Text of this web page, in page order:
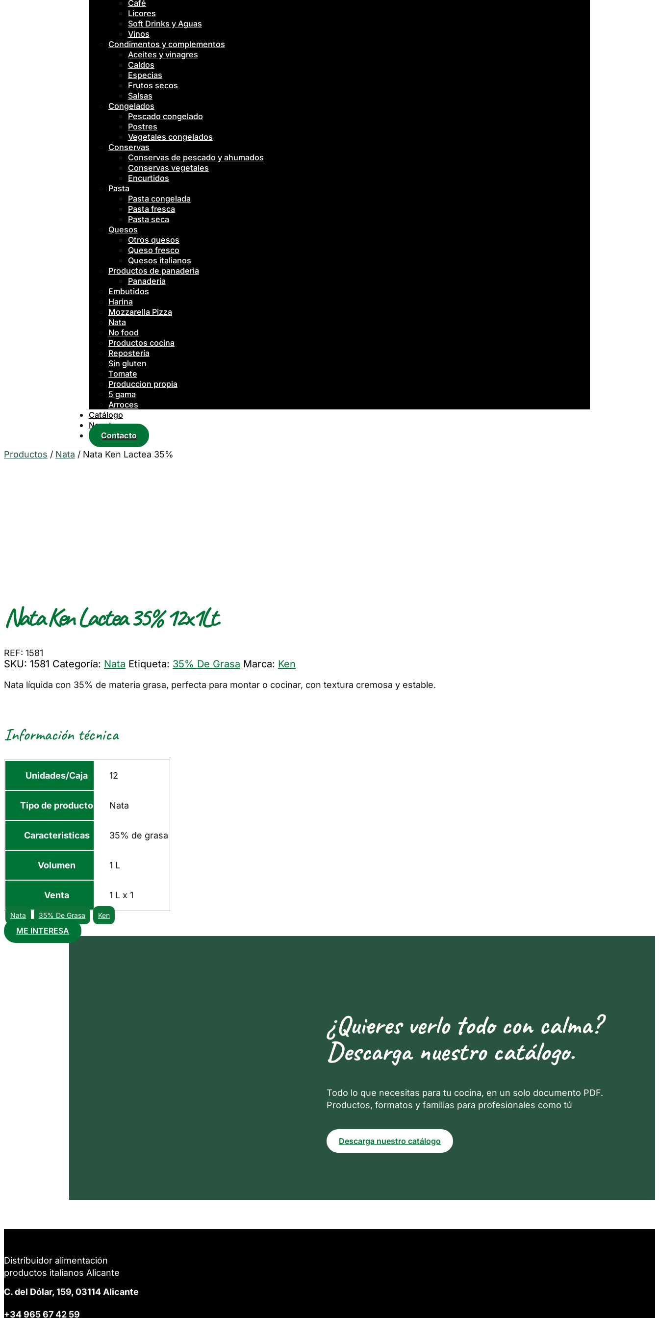
Café
Licores
Soft Drinks y Aguas
Vinos
Condimentos y complementos
Aceites y vinagres
Caldos
Especias
Frutos secos
Salsas
Congelados
Pescado congelado
Postres
Vegetales congelados
Conservas
Conservas de pescado y ahumados
Conservas vegetales
Encurtidos
Pasta
Pasta congelada
Pasta fresca
Pasta seca
Quesos
Otros quesos
Queso fresco
Quesos italianos
Productos de panaderia
Panadería
Embutidos
Harina
Mozzarella Pizza
Nata
No food
Productos cocina
Repostería
Sin gluten
Tomate
Produccion propia
5 gama
Arroces
Catálogo
Nosotros
Contacto
Productos / Nata / Nata Ken Lactea 35%
Nata Ken Lactea 35% 12x1Lt.
REF: 1581
SKU: 1581 Categoría: Nata Etiqueta: 35% De Grasa Marca: Ken
Nata líquida con 35% de materia grasa, perfecta para montar o cocinar, con textura cremosa y estable.
Información técnica
Unidades/Caja 12
Tipo de producto Nata
Caracteristicas 35% de grasa
Volumen 1 L
Venta 1 L x 1
Nata 35% De Grasa Ken
ME INTERESA
¿Quieres verlo todo con calma?
Descarga nuestro catálogo.
Todo lo que necesitas para tu cocina, en un solo documento PDF.
Productos, formatos y familias para profesionales como tú
Descarga nuestro catálogo
Distribuidor alimentación
productos italianos Alicante
C. del Dólar, 159, 03114 Alicante
+34 965 67 42 59